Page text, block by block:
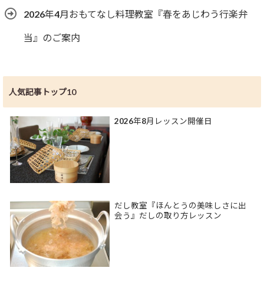
2026年4月おもてなし料理教室『春をあじわう行楽弁
当』のご案内
人気記事トップ10
2026年8月レッスン開催日
だし教室『ほんとうの美味しさに出
会う』だしの取り方レッスン